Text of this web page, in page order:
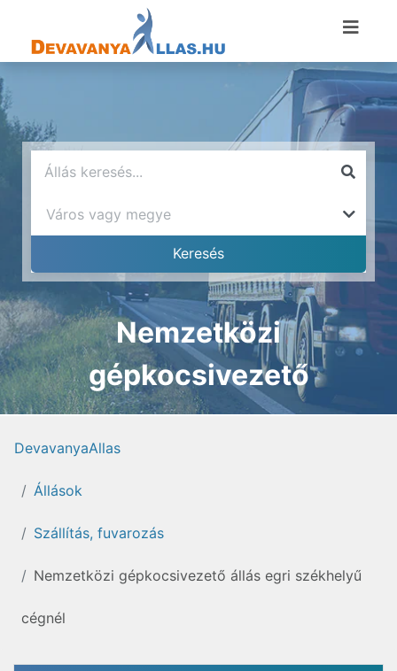
Nemzetközi
gépkocsivezető
DevavanyaAllas
Állások
Szállítás, fuvarozás
Nemzetközi gépkocsivezető állás egri székhelyű
cégnél